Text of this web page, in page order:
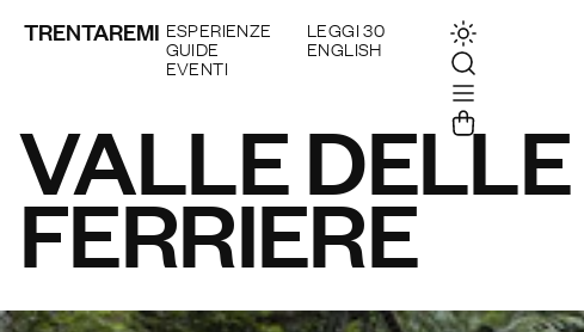
TRENTAREMI ESPERIENZE
GUIDE
EVENTI
LEGGI 30
ENGLISH
VALLE DELLE
FERRIERE